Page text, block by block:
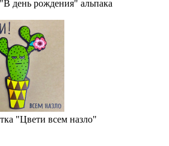
день рождения" альпака
"Цвети всем назло"